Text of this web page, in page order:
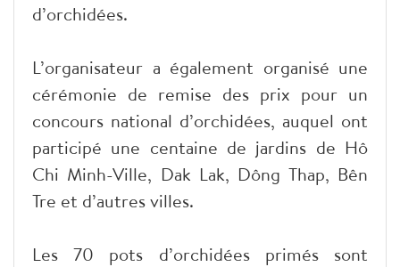
d’orchidées.
L’organisateur a également organisé une
cérémonie de remise des prix pour un
concours national d’orchidées, auquel ont
participé une centaine de jardins de Hô
Chi Minh-Ville, Dak Lak, Dông Thap, Bên
Tre et d’autres villes.
Les 70 pots d’orchidées primés sont